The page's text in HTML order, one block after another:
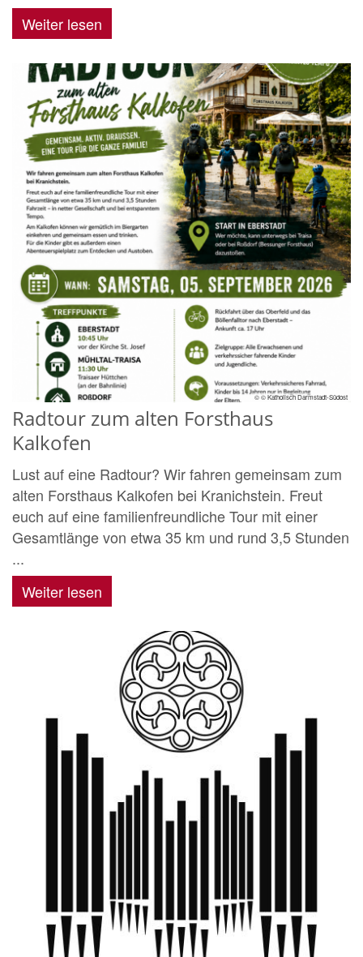
Weiter lesen
© © Katholisch Darmstadt-Südost
Radtour zum alten Forsthaus
Kalkofen
Lust auf eine Radtour? Wir fahren gemeinsam zum
alten Forsthaus Kalkofen bei Kranichstein. Freut
euch auf eine familienfreundliche Tour mit einer
Gesamtlänge von etwa 35 km und rund 3,5 Stunden
...
Weiter lesen